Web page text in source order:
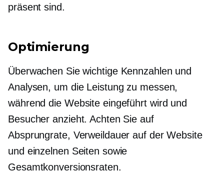
präsent sind.
Optimierung
Überwachen Sie wichtige Kennzahlen und
Analysen, um die Leistung zu messen,
während die Website eingeführt wird und
Besucher anzieht. Achten Sie auf
Absprungrate, Verweildauer auf der Website
und einzelnen Seiten sowie
Gesamtkonversionsraten.